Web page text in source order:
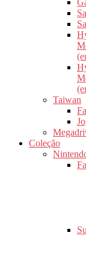
Taiwan
Coleção